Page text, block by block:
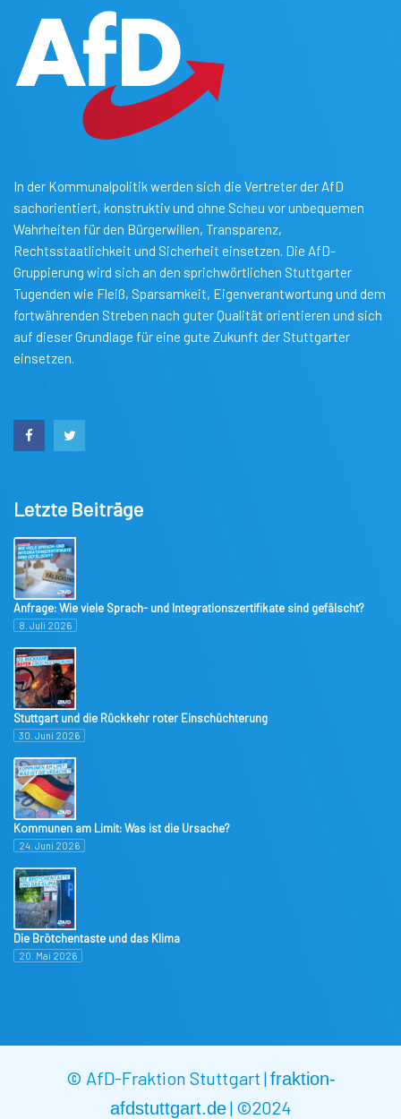
In der Kommunalpolitik werden sich die Vertreter der AfD
sachorientiert, konstruktiv und ohne Scheu vor unbequemen
Wahrheiten für den Bürgerwillen, Transparenz,
Rechtsstaatlichkeit und Sicherheit einsetzen. Die AfD-
Gruppierung wird sich an den sprichwörtlichen Stuttgarter
Tugenden wie Fleiß, Sparsamkeit, Eigenverantwortung und dem
fortwährenden Streben nach guter Qualität orientieren und sich
auf dieser Grundlage für eine gute Zukunft der Stuttgarter
einsetzen.
Letzte Beiträge
Anfrage: Wie viele Sprach- und Integrationszertifikate sind gefälscht?
8. Juli 2026
Stuttgart und die Rückkehr roter Einschüchterung
30. Juni 2026
Kommunen am Limit: Was ist die Ursache?
24. Juni 2026
Die Brötchentaste und das Klima
20. Mai 2026
© AfD-Fraktion Stuttgart |fraktion-
afdstuttgart.de| ©2024